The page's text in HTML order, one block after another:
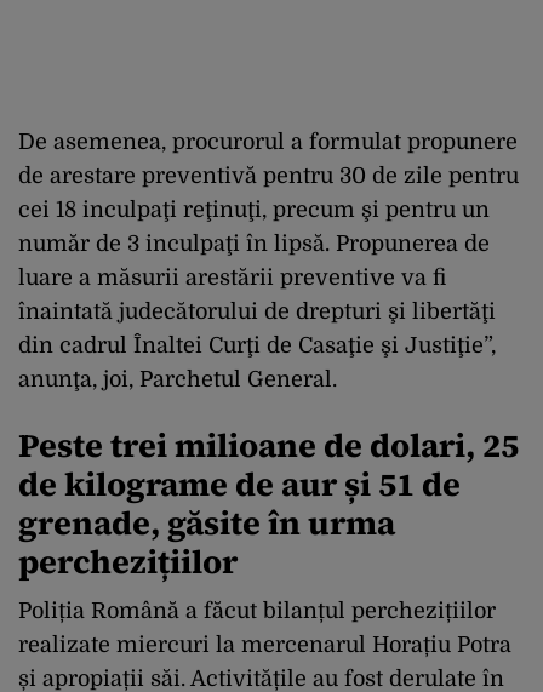
De asemenea, procurorul a formulat propunere
de arestare preventivă pentru 30 de zile pentru
cei 18 inculpaţi reţinuţi, precum şi pentru un
număr de 3 inculpaţi în lipsă. Propunerea de
luare a măsurii arestării preventive va fi
înaintată judecătorului de drepturi şi libertăţi
din cadrul Înaltei Curţi de Casaţie şi Justiţie”,
anunţa, joi, Parchetul General.
Peste trei milioane de dolari, 25
de kilograme de aur și 51 de
grenade, găsite în urma
perchezițiilor
Poliția Română a făcut bilanțul perchezițiilor
realizate miercuri la mercenarul Horațiu Potra
și apropiații săi. Activitățile au fost derulate în